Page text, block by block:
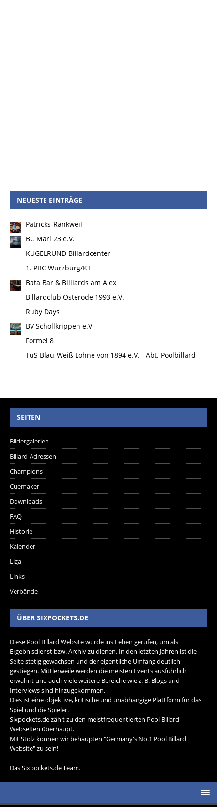
NEUESTE EINTRÄGE
Patricks-Rankweil
BC Marl 23 e.V.
KUGELRUND Billardcenter
1. PBC Würzburg/KT
Bata Bar & Billiards am Alex
Billardclub Osterode 1993 e.V.
Ruby Days
BV Schöllkrippen e.V.
Formel 8
TuS Blau-Weiß Lohne von 1894 e.V. - Abt. Poolbillard
SEITEN
Bildergalerien
Billard-Adressen
Champions
Cuemaker
Downloads
FAQ
Historie
Kalender
Liga
Links
Verbände
ÜBER SIXPOCKETS.DE
Diese Pool Billard Website wurde ins Leben gerufen, um als
Ergebnisdienst bzw. Archiv zu dienen. In den letzten Jahren ist die
Seite stetig gewachsen und der eigentliche Umfang deutlich
gestiegen. Mittlerweile werden die meisten Events ausführlich
erwähnt und auch viele weitere Bereiche wie z. B. Blogs und
Interviews sind hinzugekommen.
Dies ist eine objektive, kritische und unabhängige Plattform für das
Spiel und die Spieler.
Sixpockets.de zählt zu den meistfrequentierten Pool Billard
Webseiten überhaupt.
Mit Stolz können wir behaupten "Germany's No.1 Pool Billard
Website" zu sein!
Das Sixpockets.de Team.